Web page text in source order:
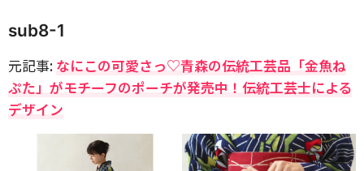
sub8-1
元記事: なにこの可愛さっ♡青森の伝統工芸品「金魚ね
ぷた」がモチーフのポーチが発売中！伝統工芸士による
デザイン